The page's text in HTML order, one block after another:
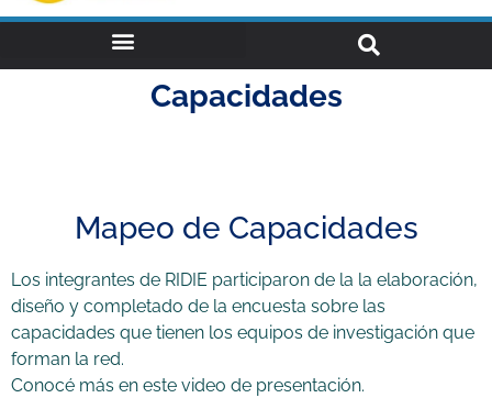
Capacidades
Mapeo de Capacidades
Los integrantes de RIDIE participaron de la la elaboración,
diseño y completado de la encuesta sobre las
capacidades que tienen los equipos de investigación que
forman la red.
Conocé más en este video de presentación.